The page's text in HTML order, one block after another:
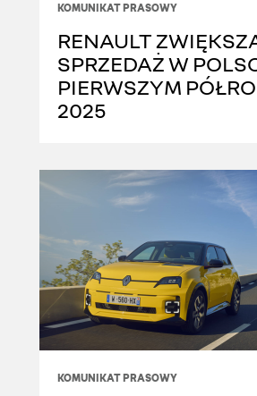
KOMUNIKAT PRASOWY
RENAULT
SPRZEDAŻ W
PIERWSZYM
2025
KOMUNIKAT PRASOWY